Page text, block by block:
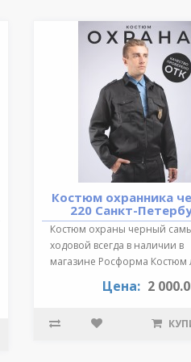
Костюм охранника
220 Санкт-
Костюм охраны черный
ходовой всегда в наличии в
магазине Росформа Костюм
Цена: 2